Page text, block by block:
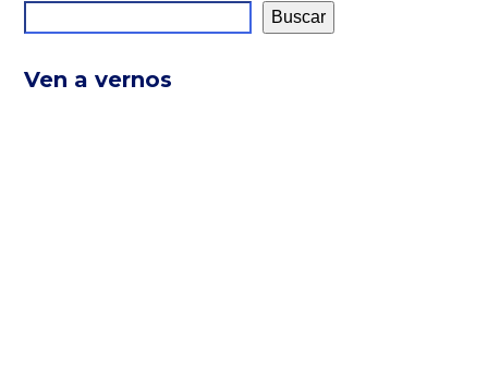
Buscar
Ven a vernos